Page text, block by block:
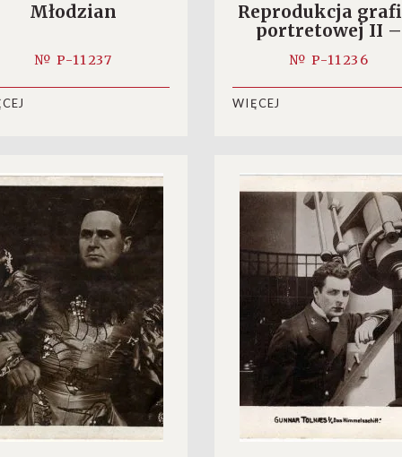
Młodzian
№ P-11237
Reprodukcja
portretowej II –
Anton Nielsen
№ P-11236
WIĘCEJ